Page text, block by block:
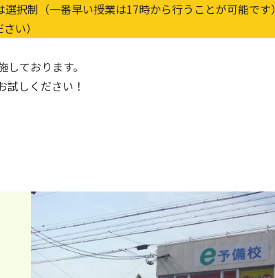
択制（一番早い授業は17時から行うことが可能です）
い）
しております。
しください！